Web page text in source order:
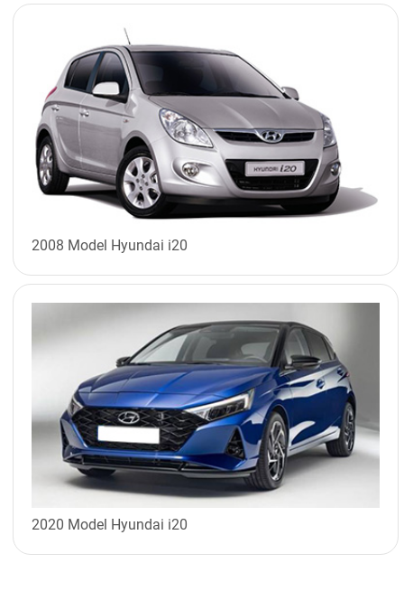
2008 Model Hyundai i20
2020 Model Hyundai i20